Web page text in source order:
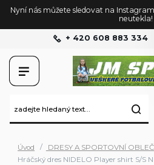
Nyní nás můžete sledovat na
neutekla!
+ 420 608 883 334
Úvod DRESY A SPORTOVNÍ
Hráčský dres NIDELO Player shirt S/S